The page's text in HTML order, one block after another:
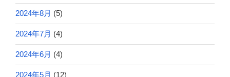
2024年8月 (5)
2024年7月 (4)
2024年6月 (4)
2024年5月 (12)